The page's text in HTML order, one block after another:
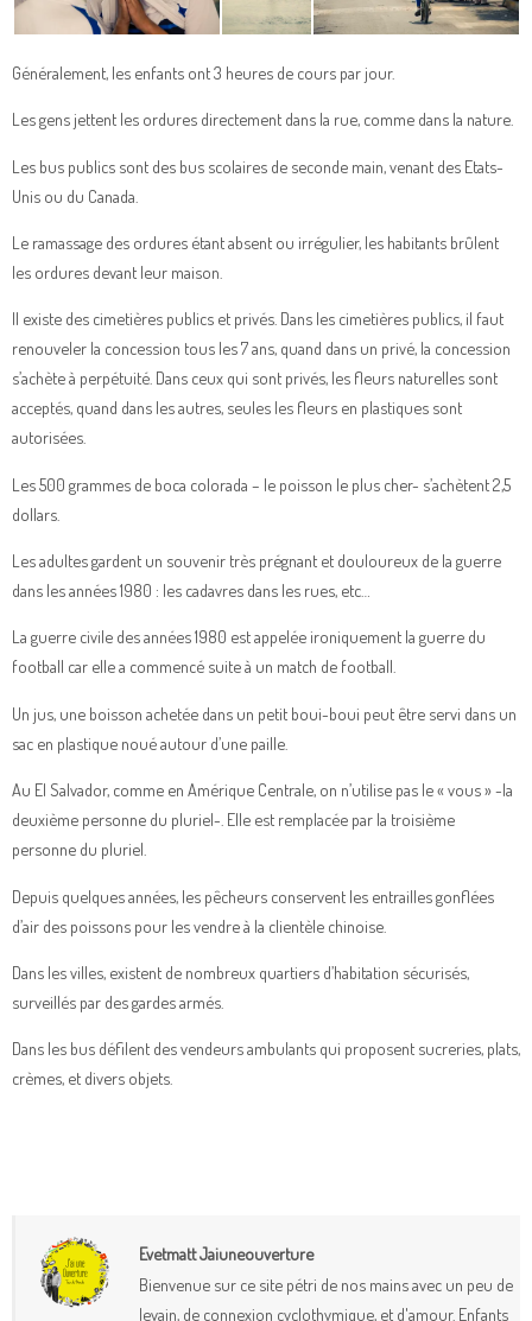
Généralement, les enfants ont 3 heures de cours par jour.
Les gens jettent les ordures directement dans la rue, comme dans la nature.
Les bus publics sont des bus scolaires de seconde main, venant des Etats-
Unis ou du Canada.
Le ramassage des ordures étant absent ou irrégulier, les habitants brûlent
les ordures devant leur maison.
Il existe des cimetières publics et privés. Dans les cimetières publics, il faut
renouveler la concession tous les 7 ans, quand dans un privé, la concession
s’achète à perpétuité. Dans ceux qui sont privés, les fleurs naturelles sont
acceptés, quand dans les autres, seules les fleurs en plastiques sont
autorisées.
Les 500 grammes de boca colorada – le poisson le plus cher- s’achètent 2,5
dollars.
Les adultes gardent un souvenir très prégnant et douloureux de la guerre
dans les années 1980 : les cadavres dans les rues, etc…
La guerre civile des années 1980 est appelée ironiquement la guerre du
football car elle a commencé suite à un match de football.
Un jus, une boisson achetée dans un petit boui-boui peut être servi dans un
sac en plastique noué autour d’une paille.
Au El Salvador, comme en Amérique Centrale, on n’utilise pas le « vous » -la
deuxième personne du pluriel-. Elle est remplacée par la troisième
personne du pluriel.
Depuis quelques années, les pêcheurs conservent les entrailles gonflées
d’air des poissons pour les vendre à la clientèle chinoise.
Dans les villes, existent de nombreux quartiers d’habitation sécurisés,
surveillés par des gardes armés.
Dans les bus défilent des vendeurs ambulants qui proposent sucreries, plats,
crèmes, et divers objets.
Evetmatt Jaiuneouverture
Bienvenue sur ce site pétri de nos mains avec un peu de
levain, de connexion cyclothymique, et d'amour. Enfants